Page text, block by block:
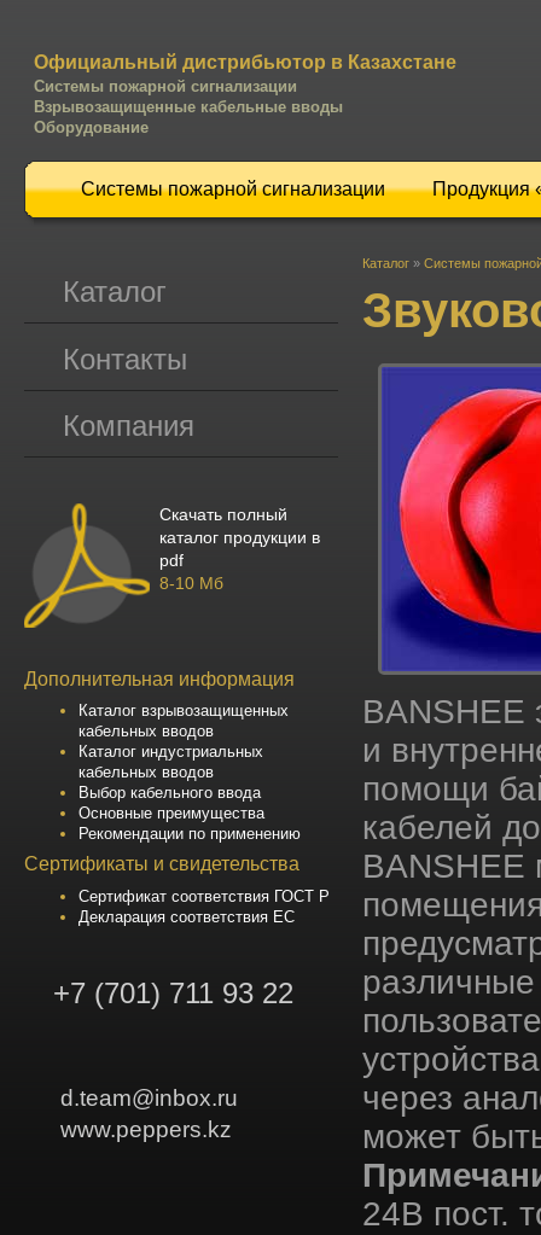
Официальный дистрибьютор в Казахстане
Системы пожарной сигнализации
Взрывозащищенные кабельные вводы
Оборудование
Системы пожарной сигнализации Продукция
Каталог» Системы
BANSHEE
и
помощи
кабелей
BANSHEE
через
может
24В пост.
Каталог
Контакты
Компания
Скачать полный
каталог продукции в
pdf
8-10 Мб
Дополнительная информация
Каталог взрывозащищенных
кабельных вводов
Каталог индустриальных
кабельных вводов
Выбор кабельного ввода
Основные преимущества
Рекомендации по применению
Сертификаты и свидетельства
Сертификат соответствия ГОСТ Р
Декларация соответствия ЕС
+7 (701) 711 93 22
d.team@inbox.ru
www.peppers.kz